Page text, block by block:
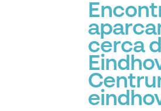
cerca